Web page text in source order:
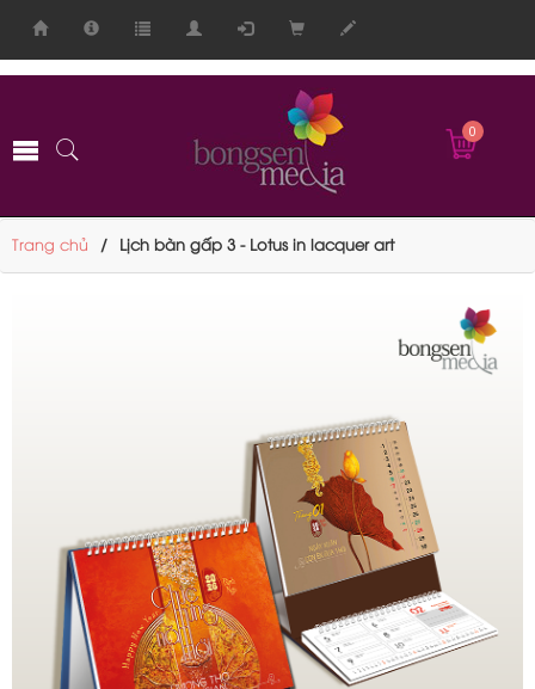
0
Trang chủ Lịch bàn gấp 3 - Lotus in lacquer art